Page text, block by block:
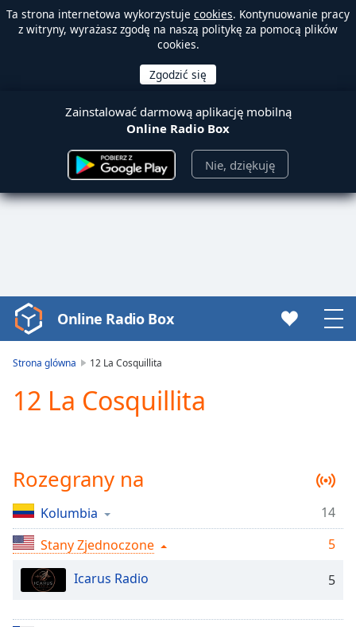
Ta strona internetowa wykorzystuje cookies. Kontynuowanie pracy
z witryny, wyrażasz zgodę na naszą politykę za pomocą plików
cookies.
Zainstalować darmową aplikację mobilną
Online Radio Box
Nie, dziękuję
Video
Player
Play
Video
Skip
Forward
Mute
Current
Time0:00
Duration -:-
Loaded:
Online Radio Box
Strona glówna 12 La Cosquillita
12 La Cosquillita
Rozegrany na
Kolumbia
14
Stany Zjednoczone
5
Icarus Radio
5